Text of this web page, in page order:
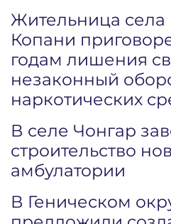
Жительница
Копани
годам лишения
незаконный
наркотических
В селе Чонгар
строительство
амбулатории
В Геническом